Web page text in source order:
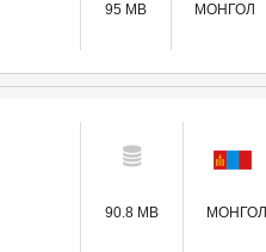
95 MB МОНГОЛ
90.8 MB МОНГОЛ